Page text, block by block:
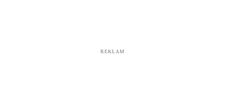
REKLAM